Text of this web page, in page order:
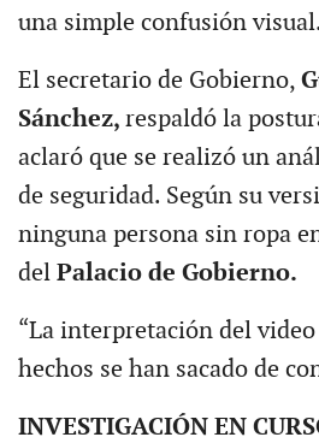
una simple confusión
El secretario de Gobierno,
Sánchez, respaldó la
aclaró que se realizó un
de seguridad. Según su
ninguna persona sin ropa
del Palacio de Gobierno.
“La interpretación del
hechos se han sacado de
INVESTIGACIÓN EN